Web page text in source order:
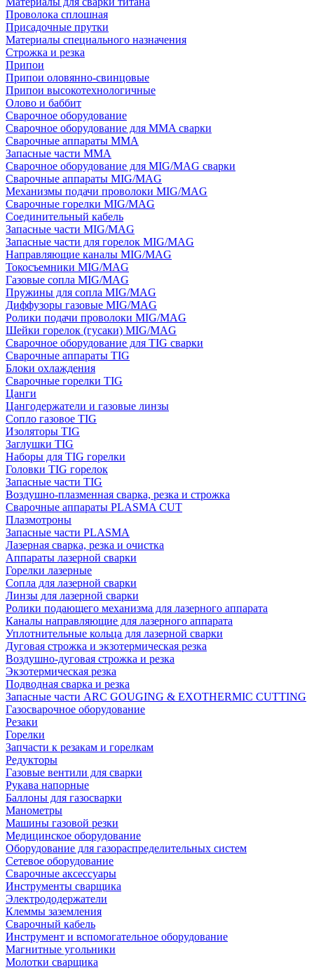
Проволока сплошная
Присадочные прутки
Материалы специального назначения
Строжка и резка
Припои
Припои оловянно-свинцовые
Припои высокотехнологичные
Олово и баббит
Сварочное оборудование
Сварочное оборудование для MMA сварки
Сварочные аппараты MMA
Запасные части MMA
Сварочное оборудование для MIG/MAG сварки
Сварочные аппараты MIG/MAG
Механизмы подачи проволоки MIG/MAG
Сварочные горелки MIG/MAG
Соединительный кабель
Запасные части MIG/MAG
Запасные части для горелок MIG/MAG
Направляющие каналы MIG/MAG
Токосъемники MIG/MAG
Газовые сопла MIG/MAG
Пружины для сопла MIG/MAG
Диффузоры газовые MIG/MAG
Ролики подачи проволоки MIG/MAG
Шейки горелок (гусаки) MIG/MAG
Сварочное оборудование для TIG сварки
Сварочные аппараты TIG
Блоки охлаждения
Сварочные горелки TIG
Цанги
Цангодержатели и газовые линзы
Сопло газовое TIG
Изоляторы TIG
Заглушки TIG
Наборы для TIG горелки
Головки TIG горелок
Запасные части TIG
Воздушно-плазменная сварка, резка и строжка
Сварочные аппараты PLASMA CUT
Плазмотроны
Запасные части PLASMA
Лазерная сварка, резка и очистка
Аппараты лазерной сварки
Горелки лазерные
Сопла для лазерной сварки
Линзы для лазерной сварки
Ролики подающего механизма для лазерного аппарата
Каналы направляющие для лазерного аппарата
Уплотнительные кольца для лазерной сварки
Дуговая строжка и экзотермическая резка
Воздушно-дуговая строжка и резка
Экзотермическая резка
Подводная сварка и резка
Запасные части ARC GOUGING & EXOTHERMIC CUTTING
Газосварочное оборудование
Резаки
Горелки
Запчасти к резакам и горелкам
Редукторы
Газовые вентили для сварки
Рукава напорные
Баллоны для газосварки
Манометры
Машины газовой резки
Медицинское оборудование
Оборудование для газораспределительных систем
Сетевое оборудование
Сварочные аксессуары
Инструменты сварщика
Электрододержатели
Клеммы заземления
Сварочный кабель
Инструмент и вспомогательное оборудование
Магнитные угольники
Молотки сварщика